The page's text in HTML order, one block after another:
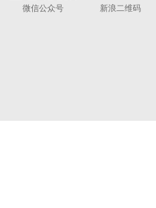
微信公众号 新浪二维码